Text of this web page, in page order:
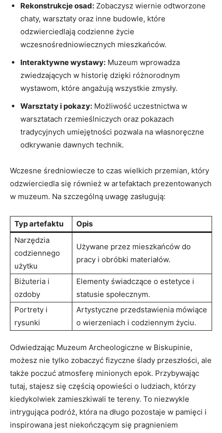
Rekonstrukcje osad: Zobaczysz wiernie odtworzone
chaty, warsztaty oraz inne budowle, które
odzwierciedlają codzienne życie⁣
wczesnośredniowiecznych mieszkańców.
Interaktywne wystawy: Muzeum wprowadza⁣
zwiedzających ⁤w historię dzięki różnorodnym
wystawom, które angażują wszystkie zmysły.
Warsztaty i pokazy: Możliwość uczestnictwa ‌w
warsztatach‌ rzemieślniczych oraz pokazach
tradycyjnych​ umiejętności pozwala na własnoręczne ​
odkrywanie dawnych⁤ technik.
Wczesne średniowiecze to czas wielkich przemian, ⁢który
odzwierciedla się również w ‍artefaktach⁢ prezentowanych
w muzeum. Na szczególną uwagę zasługują:
Typ artefaktu
Opis
Narzędzia
codziennego
⁤użytku
Używane przez mieszkańców do
pracy i obróbki materiałów.
Biżuteria i
ozdoby
Elementy świadczące​ o ‌estetyce i
statusie społecznym.
Portrety i
rysunki
Artystyczne ‍przedstawienia ⁤mówiące⁤
o wierzeniach i ⁢codziennym życiu.
Odwiedzając Muzeum ⁤Archeologiczne w Biskupinie,
możesz nie tylko zobaczyć fizyczne ślady przeszłości, ale⁤
także poczuć atmosferę minionych epok. Przybywając
tutaj, stajesz się częścią opowieści o ludziach, którzy
kiedykolwiek⁤ zamieszkiwali ⁢te tereny. To⁢ niezwykle
intrygująca podróż, która na długo pozostaje⁣ w pamięci i‌
inspirowana jest niekończącym się pragnieniem